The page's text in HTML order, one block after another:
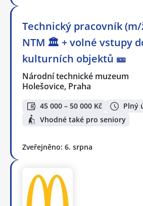
Technický pracovník (m/
NTM 🏛 + volné vstupy
kulturních objektů 🎫
Národní technické muzeum
Holešovice, Praha
45 000 – 50 000 Kč
Plný
Vhodné také pro seniory
Zveřejněno: 6. srpna